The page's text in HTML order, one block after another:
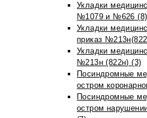
Укладки
№1079 и №626 (8)
Укладки
приказ
Укладки
№213н (822н) (3)
Посиндромные
остром
Посиндромные
остром